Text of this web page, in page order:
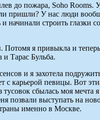
до пожара, Soho
пришли? У нас люди
строить глазки
Потомя я привыкла и
Тарас Бульба.
и я захотела
с карьерой певицы. Вот
сбылась моя мечта
позвали выступать на
именно в Москве.